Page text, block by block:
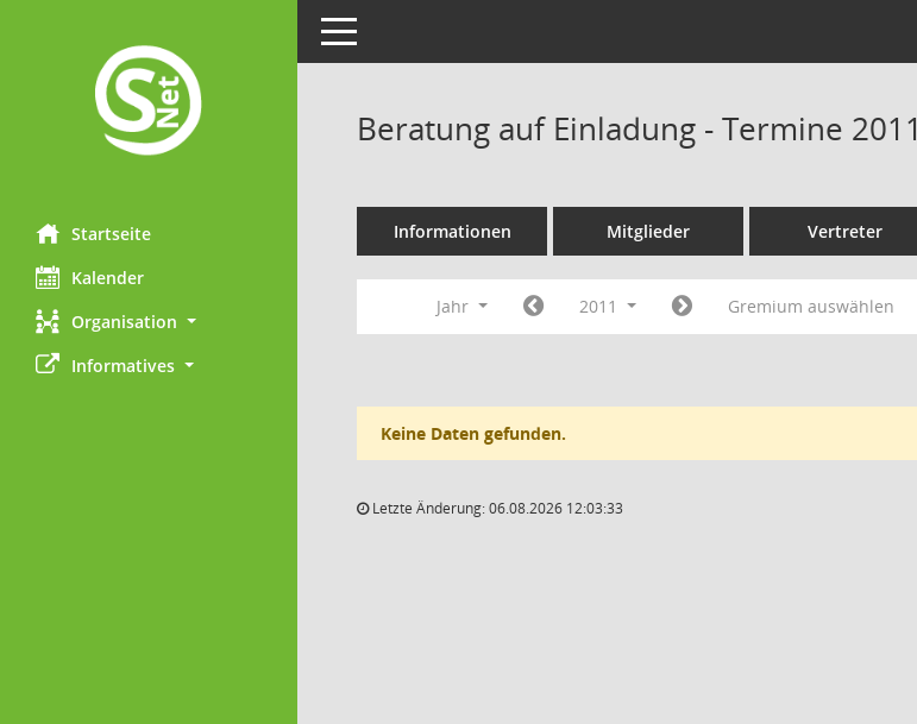
Startseite
Kalender
Organisation
Informatives
Toggle navigation
Beratung auf Einladung - Termine 2011
Informationen Mitglieder Vertreter
Jahr 2011 Gremium auswählen
Keine Daten gefunden.
Letzte Änderung: 06.08.2026 12:03:33